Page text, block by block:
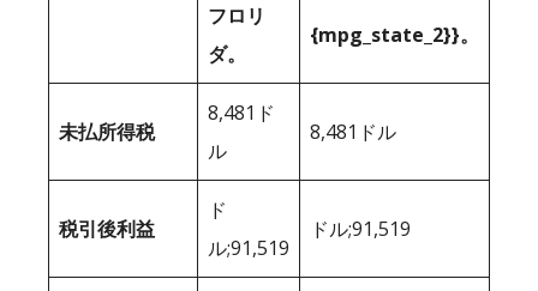
フロリ
ダ。
{mpg_state_2}}。
未払所得税
8,481ド
ル
8,481ドル
税引後利益
ド
ル;91,519
ドル;91,519